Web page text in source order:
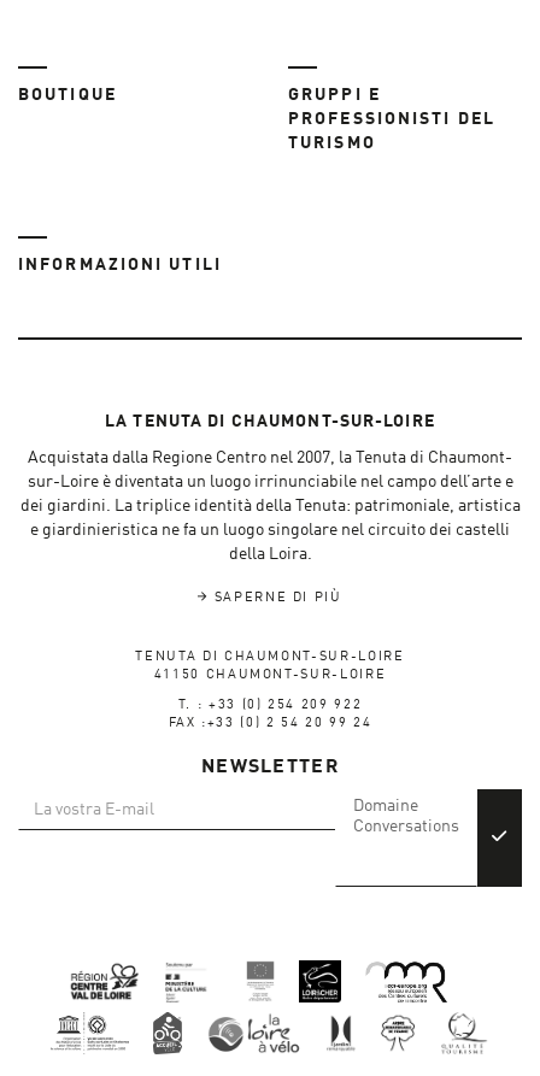
BOUTIQUE
GRUPPI E
PROFESSIONISTI DEL
TURISMO
INFORMAZIONI UTILI
LA TENUTA DI CHAUMONT-SUR-LOIRE
Acquistata dalla Regione Centro nel 2007, la Tenuta di Chaumont-
sur-Loire è diventata un luogo irrinunciabile nel campo dell’arte e
dei giardini. La triplice identità della Tenuta: patrimoniale, artistica
e giardinieristica ne fa un luogo singolare nel circuito dei castelli
della Loira.
SAPERNE DI PIÙ
TENUTA DI CHAUMONT-SUR-LOIRE
41150 CHAUMONT-SUR-LOIRE
T. : +33 (0) 254 209 922
FAX :+33 (0) 2 54 20 99 24
NEWSLETTER